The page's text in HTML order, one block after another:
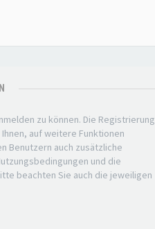
zu können. Die Registrierung
auf weitere Funktionen
Benutzern auch zusätzliche
und die
beachten Sie auch die jeweiligen